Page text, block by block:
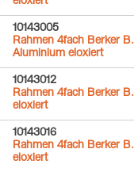
10143005
Rahmen 4fach Berker
Aluminium eloxiert
10143012
Rahmen 4fach Berker
eloxiert
10143016
Rahmen 4fach Berker
eloxiert